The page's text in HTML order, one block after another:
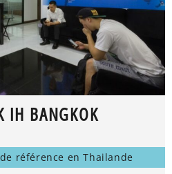
IH BANGKOK
référence en Thailande